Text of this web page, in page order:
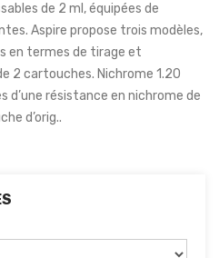
de 2 ml, équipées de
Aspire propose trois modèles,
en termes de tirage et
2 cartouches. Nichrome 1.20
d’une résistance en nichrome de
d’orig..